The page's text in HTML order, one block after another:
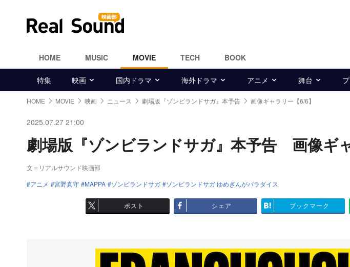
HOME MUSIC MOVIE TECH BOOK
特集 映画 国内ドラマ 海外ドラマ アニメ 舞台
HOME MOVIE 映画 ニュース 劇場版『ゾンビランドサガ』本予告 画像ギャラリー【6/6】
2025.07.27 21:00
劇場版『ゾンビランドサガ』本予告 画像ギ
文＝リアルサウンド映画部
アニメ
宮野真守 MAPPA ゾンビランドサガ ゾンビランドサガ ゆめぎんがパラダイス
ポスト シェア ブックマーク